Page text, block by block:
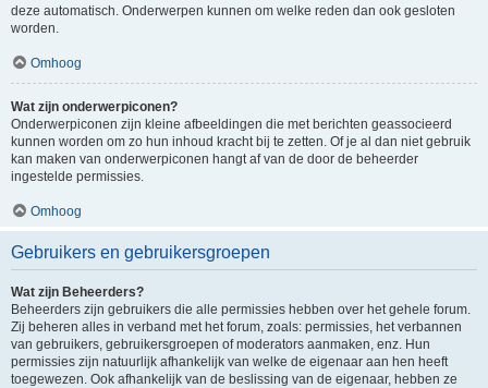
deze automatisch. Onderwerpen kunnen om welke reden dan ook gesloten
worden.
Omhoog
Wat zijn onderwerpiconen?
Onderwerpiconen zijn kleine afbeeldingen die met berichten geassocieerd
kunnen worden om zo hun inhoud kracht bij te zetten. Of je al dan niet gebruik
kan maken van onderwerpiconen hangt af van de door de beheerder
ingestelde permissies.
Omhoog
Gebruikers en gebruikersgroepen
Wat zijn Beheerders?
Beheerders zijn gebruikers die alle permissies hebben over het gehele forum.
Zij beheren alles in verband met het forum, zoals: permissies, het verbannen
van gebruikers, gebruikersgroepen of moderators aanmaken, enz. Hun
permissies zijn natuurlijk afhankelijk van welke de eigenaar aan hen heeft
toegewezen. Ook afhankelijk van de beslissing van de eigenaar, hebben ze